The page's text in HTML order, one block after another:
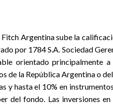
Argentina sube la
por 1784 S.A. Sociedad
orientado principalmente a
de la República Argentina o
y hasta el 10% en
del fondo. Las inversiones